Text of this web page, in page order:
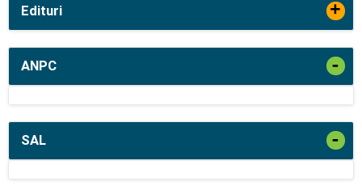
Edituri +
ANPC -
SAL -